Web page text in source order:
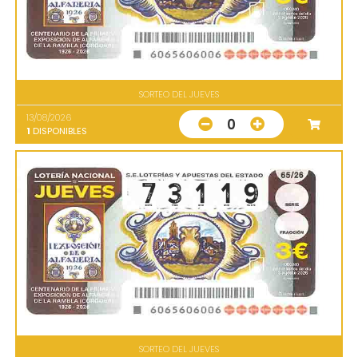
SORTEO DEL JUEVES
13/08/2026
1 DISPONIBLES 0
SORTEO DEL JUEVES